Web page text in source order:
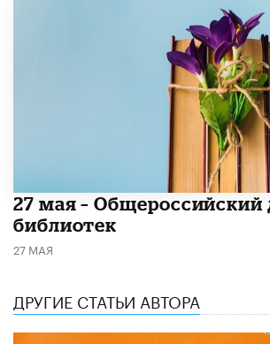
​27 мая – Общероссийский
библиотек
27 МАЯ
ДРУГИЕ СТАТЬИ АВТОРА